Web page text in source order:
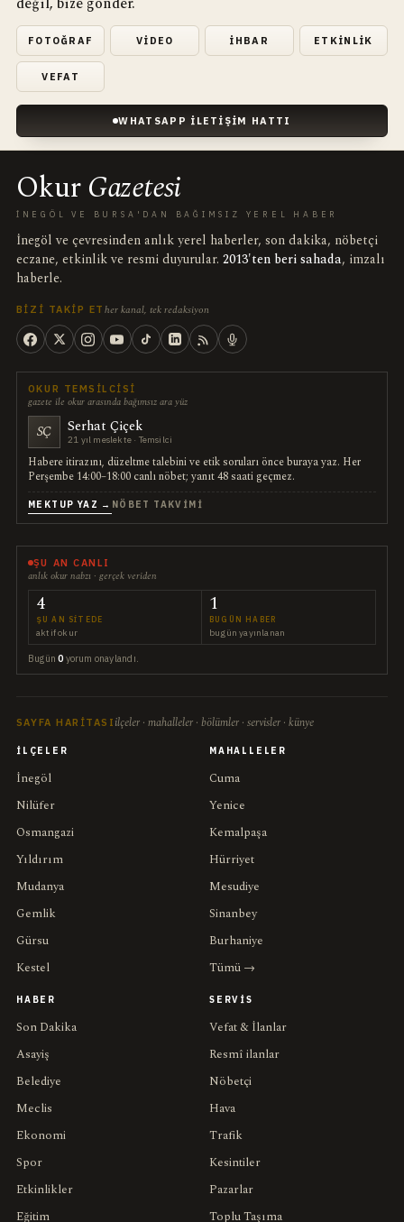
FOTOĞRAF VIDEO İHBAR ETKINLIK
VEFAT
WHATSAPP İLETIŞIM HATTI
OkurGazetesi
İNEGÖL VE BURSA'DAN BAĞIMSIZ YEREL HABER
İnegöl ve çevresinden anlık yerel haberler, son dakika, nöbetçi
eczane, etkinlik ve resmi duyurular. 2013'ten beri sahada, imzalı
haberle.
BIZI TAKIP ET her kanal, tek redaksiyon
OKUR TEMSILCISI
gazete ile okur arasında bağımsız ara yüz
SÇ Serhat Çiçek
21 yıl meslekte · Temsilci
Habere itirazını, düzeltme talebini ve etik soruları önce buraya yaz. Her
Perşembe 14:00–18:00 canlı nöbet; yanıt 48 saati geçmez.
MEKTUP YAZ → NÖBET TAKVIMI
ŞU AN CANLI
anlık okur nabzı · gerçek veriden
4
ŞU AN SITEDE
aktif okur
1
BUGÜN HABER
bugün yayınlanan
Bugün0 yorum onaylandı.
SAYFA HARITASI ilçeler · mahalleler · bölümler · servisler · künye
İLÇELER
İnegöl
Nilüfer
Osmangazi
Yıldırım
Mudanya
Gemlik
Gürsu
Kestel
MAHALLELER
Cuma
Yenice
Kemalpaşa
Hürriyet
Mesudiye
Sinanbey
Burhaniye
Tümü →
HABER
Son Dakika
Asayiş
Belediye
Meclis
Ekonomi
Spor
Etkinlikler
Eğitim
SERVIS
Vefat & İlanlar
Resmî ilanlar
Nöbetçi
Hava
Trafik
Kesintiler
Pazarlar
Toplu Taşıma